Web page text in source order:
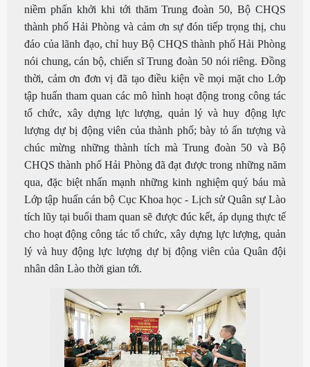
niềm phấn khởi khi tới thăm Trung đoàn 50, Bộ CHQS
thành phố Hải Phòng và cảm ơn sự đón tiếp trọng thị, chu
đáo của lãnh đạo, chỉ huy Bộ CHQS thành phố Hải Phòng
nói chung, cán bộ, chiến sĩ Trung đoàn 50 nói riêng. Đồng
thời, cảm ơn đơn vị đã tạo điều kiện về mọi mặt cho Lớp
tập huấn tham quan các mô hình hoạt động trong công tác
tổ chức, xây dựng lực lượng, quản lý và huy động lực
lượng dự bị động viên của thành phố; bày tỏ ấn tượng và
chúc mừng những thành tích mà Trung đoàn 50 và Bộ
CHQS thành phố Hải Phòng đã đạt được trong những năm
qua, đặc biệt nhấn mạnh những kinh nghiệm quý báu mà
Lớp tập huấn cán bộ Cục Khoa học - Lịch sử Quân sự Lào
tích lũy tại buổi tham quan sẽ được đúc kết, áp dụng thực tế
cho hoạt động công tác tổ chức, xây dựng lực lượng, quản
lý và huy động lực lượng dự bị động viên của Quân đội
nhân dân Lào thời gian tới.